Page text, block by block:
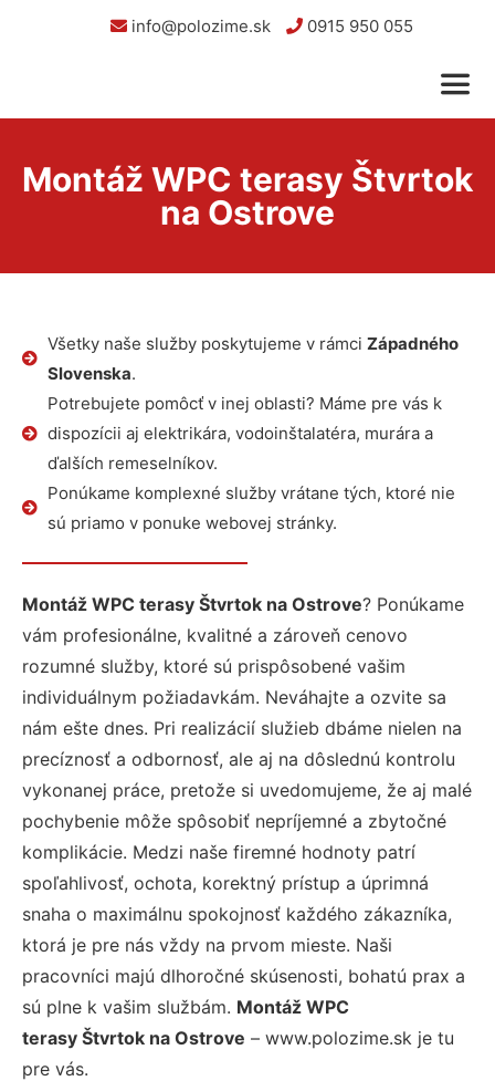
info@polozime.sk 0915 950 055
Montáž WPC terasy Štvrtok
na Ostrove
Všetky naše služby poskytujeme v rámci Západného
Slovenska.
Potrebujete pomôcť v inej oblasti? Máme pre vás k
dispozícii aj elektrikára, vodoinštalatéra, murára a
ďalších remeselníkov.
Ponúkame komplexné služby vrátane tých, ktoré nie
sú priamo v ponuke webovej stránky.
Montáž WPC terasy Štvrtok na Ostrove? Ponúkame
vám profesionálne, kvalitné a zároveň cenovo
rozumné služby, ktoré sú prispôsobené vašim
individuálnym požiadavkám. Neváhajte a ozvite sa
nám ešte dnes. Pri realizácií služieb dbáme nielen na
precíznosť a odbornosť, ale aj na dôslednú kontrolu
vykonanej práce, pretože si uvedomujeme, že aj malé
pochybenie môže spôsobiť nepríjemné a zbytočné
komplikácie. Medzi naše firemné hodnoty patrí
spoľahlivosť, ochota, korektný prístup a úprimná
snaha o maximálnu spokojnosť každého zákazníka,
ktorá je pre nás vždy na prvom mieste. Naši
pracovníci majú dlhoročné skúsenosti, bohatú prax a
sú plne k vašim službám. Montáž WPC
terasy Štvrtok na Ostrove – www.polozime.sk je tu
pre vás.